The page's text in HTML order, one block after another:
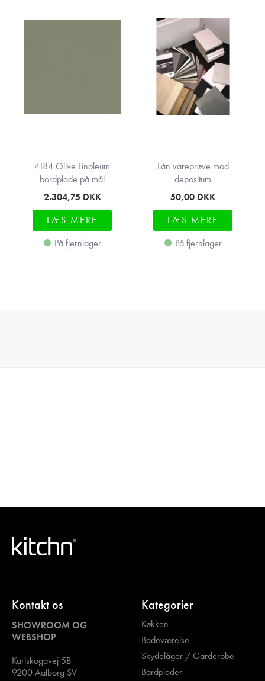
4184 Olive Linoleum
bordplade på mål
2.304,75 DKK
LÆS MERE
På fjernlager
Lån vareprøve mod
depositum
50,00 DKK
LÆS MERE
På fjernlager
Kontakt os
SHOWROOM OG
WEBSHOP
Karlskogavej 5B
9200 Aalborg SV
Kategorier
Køkken
Badeværelse
Skydelåger / Garderobe
Bordplader